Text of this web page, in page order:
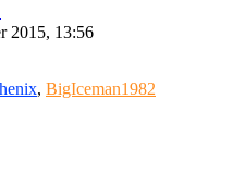
Beitrag
2015, 13:56
, BigIceman1982